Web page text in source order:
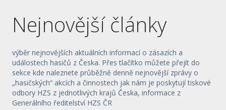
Nejnovější články
výběr nejnovějších aktuálních informací o zásazích a
událostech hasičů z Česka. Přes tlačítko můžete přejít do
sekce kde naleznete průběžně denně nejnovější zprávy o
„hasičských“ akcích a činnostech jak nám je poskytují tiskové
odbory HZS z jednotlivých krajů Česka, informace z
Generálního ředitelství HZS ČR